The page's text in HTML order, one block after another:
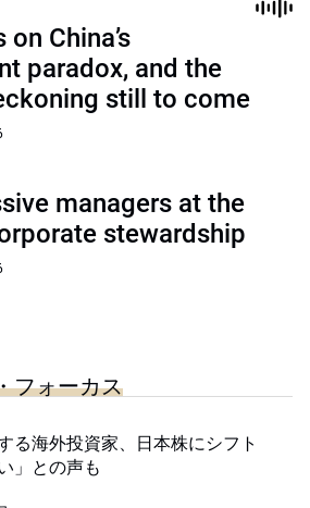
China’s
paradox, and the
still to come
managers at the
stewardship
フォーカス